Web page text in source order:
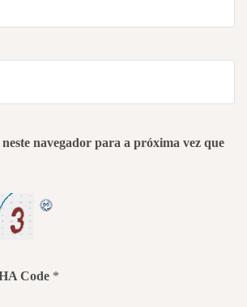
navegador para a próxima vez que
Code *